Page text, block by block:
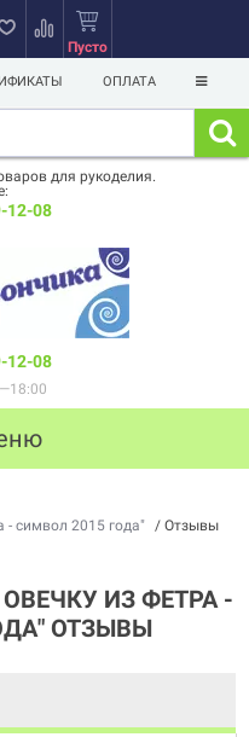
Пусто
ОПЛАТА
для рукоделия.
12-08
12-08
- символ 2015 года" / Отзывы
ИЗ ФЕТРА -
ОТЗЫВЫ